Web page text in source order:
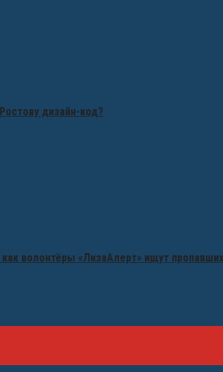
дизайн-код?
волонтёры «ЛизаАлерт» ищут